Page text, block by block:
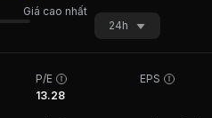
Giá cao nhất
24h
P/E
13.28
EPS